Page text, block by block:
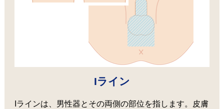
Iライン
Iラインは、男性器とその両側の部位を指します。皮膚